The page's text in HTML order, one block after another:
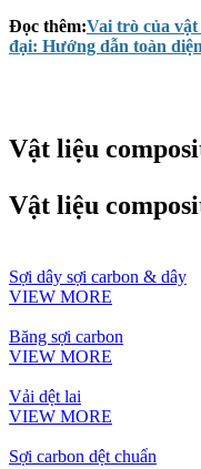
Đọc thêm:Vai trò của
đại: Hướng dẫn toàn diện
Vật liệu
Vật liệu
Sợi dây sợi carbon & dây
VIEW MORE
Băng sợi carbon
VIEW MORE
Vải dệt lai
VIEW MORE
Sợi carbon dệt chuẩn